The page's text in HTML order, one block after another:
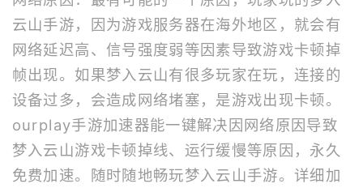
云山手游，因为游戏服务器在海外地区，就会有
网络延迟高、信号强度弱等因素导致游戏卡顿掉
帧出现。如果梦入云山有很多玩家在玩，连接的
设备过多，会造成网络堵塞，是游戏出现卡顿。
ourplay手游加速器能一键解决因网络原因导致
梦入云山游戏卡顿掉线、运行缓慢等原因，永久
免费加速。随时随地畅玩梦入云山手游。 详细加